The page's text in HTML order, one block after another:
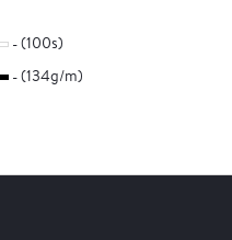
(100s)
(134g/m)